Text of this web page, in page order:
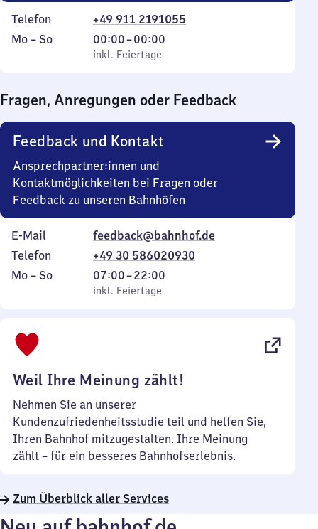
Telefon
+49 911 2191055
Montag
Mo – So,
inkl. Feiertage
00:00–00:00
Von
0
0
Uhr
inkl. Feiertage
Fragen, Anregungen oder Feedback
Feedback und Kontakt
Ansprechpartner:innen und
Kontaktmöglichkeiten bei Fragen oder
Feedback zu unseren Bahnhöfen
E-Mail
feedback@bahnhof.de
Telefon
+49 30 586020930
Montag
Mo – So,
inkl. Feiertage
07:00–22:00
Von
7
inkl. Feiertage
Weil Ihre Meinung zählt!
Nehmen Sie an unserer
Kundenzufriedenheitsstudie teil und helfen Sie,
Ihren Bahnhof mitzugestalten. Ihre Meinung
zählt – für ein besseres Bahnhofserlebnis.
Zum Überblick aller Services